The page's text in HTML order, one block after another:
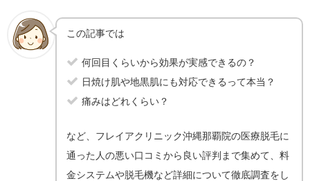
この記事では
何回目くらいから効果が実感できるの？
日焼け肌や地黒肌にも対応できるって本当？
痛みはどれくらい？
など、フレイアクリニック沖縄那覇院の医療脱毛に
通った人の悪い口コミから良い評判まで集めて、料
金システムや脱毛機など詳細について徹底調査をし